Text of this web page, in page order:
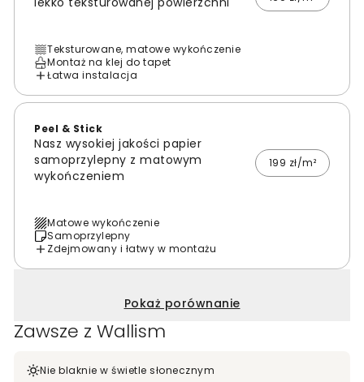
Teksturowane, matowe wykończenie
Montaż na klej do tapet
Łatwa instalacja
Peel & Stick
Nasz wysokiej jakości papier
samoprzylepny z matowym
wykończeniem
199 zł/m²
Matowe wykończenie
Samoprzylepny
Zdejmowany i łatwy w montażu
Pokaż porównanie
Zawsze z Wallism
Nie blaknie w świetle słonecznym